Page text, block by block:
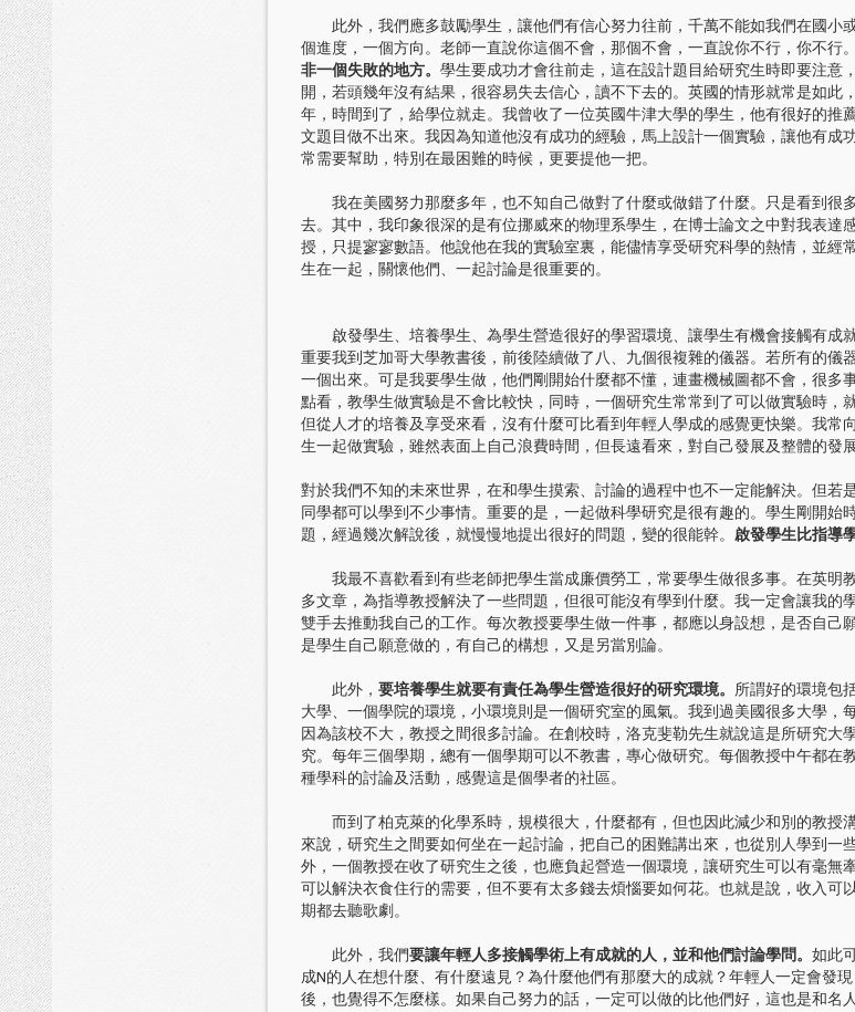
此外，我們應多鼓勵學生，讓他們有信心努力往前，千萬不能如我們在國小
個進度，一個方向。老師一直說你這個不會，那個不會，一直說你不行，你不行。
非一個失敗的地方。 學生要成功才會往前走，這在設計題目給研究生時即要注意
開，若頭幾年沒有結果，很容易失去信心，讀不下去的。英國的情形就常是如此
年，時間到了，給學位就走。我曾收了一位英國牛津大學的學生，他有很好的推
文題目做不出來。我因為知道他沒有成功的經驗，馬上設計一個實驗，讓他有成
常需要幫助，特別在最困難的時候，更要提他一把。
我在美國努力那麼多年，也不知自己做對了什麼或做錯了什麼。只是看到很
去。其中，我印象很深的是有位挪威來的物理系學生，在博士論文之中對我表達
授，只提寥寥數語。他說他在我的實驗室裏，能儘情享受研究科學的熱情，並經
生在一起，關懷他們、一起討論是很重要的。
啟發學生、培養學生、為學生營造很好的學習環境、讓學生有機會接觸有成
重要我到芝加哥大學教書後，前後陸續做了八、九個很複雜的儀器。若所有的儀
一個出來。可是我要學生做，他們剛開始什麼都不懂，連畫機械圖都不會，很多
點看，教學生做實驗是不會比較快，同時，一個研究生常常到了可以做實驗時，
但從人才的培養及享受來看，沒有什麼可比看到年輕人學成的感覺更快樂。我常
生一起做實驗，雖然表面上自己浪費時間，但長遠看來，對自己發展及整體的發
對於我們不知的未來世界，在和學生摸索、討論的過程中也不一定能解決。但若
同學都可以學到不少事情。重要的是，一起做科學研究是很有趣的。學生剛開始
題，經過幾次解說後，就慢慢地提出很好的問題，變的很能幹。 啟發學生比指導
我最不喜歡看到有些老師把學生當成廉價勞工，常要學生做很多事。在英明
多文章，為指導教授解決了一些問題，但很可能沒有學到什麼。我一定會讓我的
雙手去推動我自己的工作。每次教授要學生做一件事，都應以身設想，是否自己
是學生自己願意做的，有自己的構想，又是另當別論。
此外， 要培養學生就要有責任為學生營造很好的研究環境。 所謂好的環境包
大學、一個學院的環境，小環境則是一個研究室的風氣。我到過美國很多大學，
因為該校不大，教授之間很多討論。在創校時，洛克斐勒先生就說這是所研究大
究。每年三個學期，總有一個學期可以不教書，專心做研究。每個教授中午都在
種學科的討論及活動，感覺這是個學者的社區。
而到了柏克萊的化學系時，規模很大，什麼都有，但也因此減少和別的教授
來說，研究生之間要如何坐在一起討論，把自己的困難講出來，也從別人學到一
外，一個教授在收了研究生之後，也應負起營造一個環境，讓研究生可以有毫無
可以解決衣食住行的需要，但不要有太多錢去煩惱要如何花。也就是說，收入可
期都去聽歌劇。
此外，我們要讓年輕人多接觸學術上有成就的人，並和他們討論學問。 如此
成N的人在想什麼、有什麼遠見？為什麼他們有那麼大的成就？年輕人一定會發
後，也覺得不怎麼樣。如果自己努力的話，一定可以做的比他們好，這也是和名